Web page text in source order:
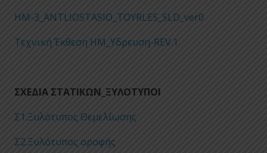
ΗΜ-3_ANTLIOSTASIO_TOYRLES_SLD_ver0
Τεχνική Έκθεση ΗΜ_Υδρευση-REV.1
ΣΧΕΔΙΑ ΣΤΑΤΙΚΩΝ_ΞΥΛΟΤΥΠΟΙ
Σ1.Ξυλότυπος Θεμελίωσης
Σ2.Ξυλότυπος οροφής